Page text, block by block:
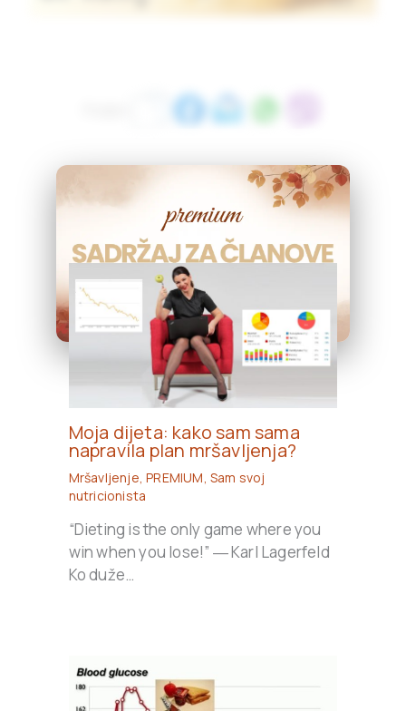
Pročitaj i ovo:
Moja dijeta: kako sam sama
napravila plan mršavljenja?
Mršavljenje ,PREMIUM ,Sam svoj
nutricionista
“Dieting is the only game where you
win when you lose!” ― Karl Lagerfeld
Ko duže…